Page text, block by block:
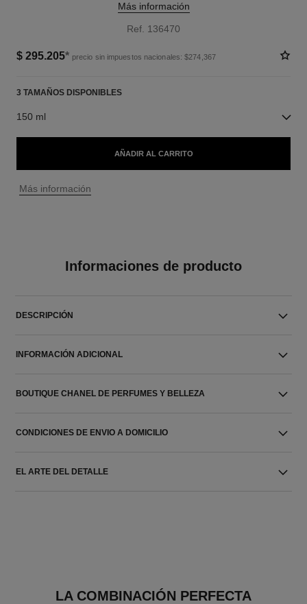
Más información
Ref. 136470
$ 295.205* precio sin impuestos nacionales: $274,367
3 TAMAÑOS DISPONIBLES
150 ml
AÑADIR AL CARRITO
↩
Más información
Informaciones de producto
DESCRIPCIÓN
INFORMACIÓN ADICIONAL
BOUTIQUE CHANEL DE PERFUMES Y BELLEZA
CONDICIONES DE ENVIO A DOMICILIO
EL ARTE DEL DETALLE
LA COMBINACIÓN PERFECTA